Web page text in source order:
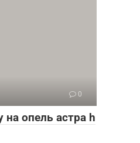
0
на опель астра h